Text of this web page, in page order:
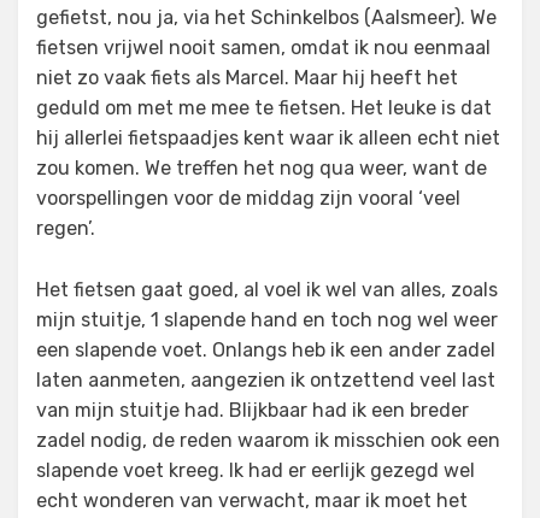
gefietst, nou ja, via het Schinkelbos (Aalsmeer). We
fietsen vrijwel nooit samen, omdat ik nou eenmaal
niet zo vaak fiets als Marcel. Maar hij heeft het
geduld om met me mee te fietsen. Het leuke is dat
hij allerlei fietspaadjes kent waar ik alleen echt niet
zou komen. We treffen het nog qua weer, want de
voorspellingen voor de middag zijn vooral ‘veel
regen’.
Het fietsen gaat goed, al voel ik wel van alles, zoals
mijn stuitje, 1 slapende hand en toch nog wel weer
een slapende voet. Onlangs heb ik een ander zadel
laten aanmeten, aangezien ik ontzettend veel last
van mijn stuitje had. Blijkbaar had ik een breder
zadel nodig, de reden waarom ik misschien ook een
slapende voet kreeg. Ik had er eerlijk gezegd wel
echt wonderen van verwacht, maar ik moet het